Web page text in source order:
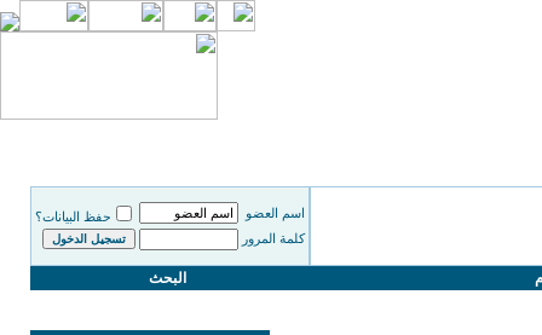
اسم العضو
حفظ البيانات؟
كلمة المرور
البحث